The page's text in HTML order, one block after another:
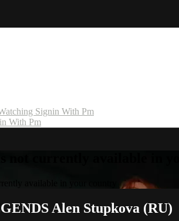
Signin With Pm
With Pm
available in your country
Alen Stupkova (RU)